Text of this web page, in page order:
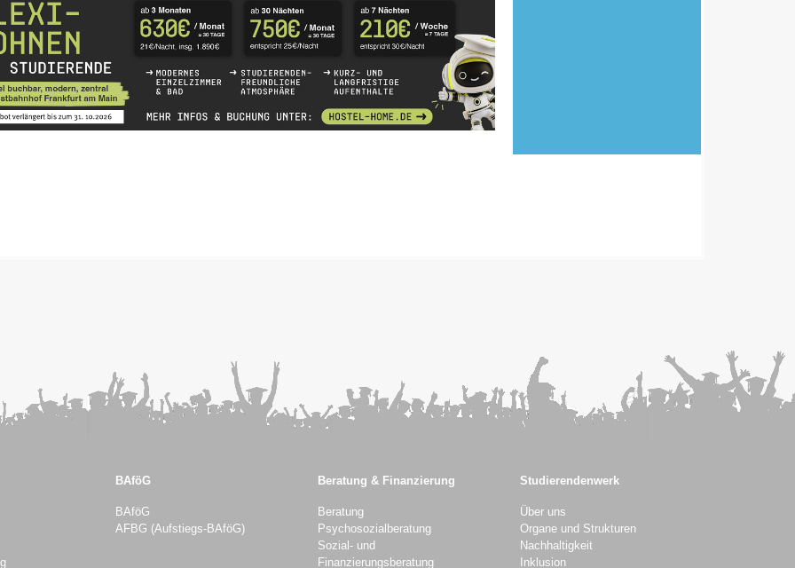
BAföG
BAföG
AFBG (Aufstiegs-BAföG)
Beratung & Finanzierung
Beratung
Psychosozialberatung
Sozial- und
Finanzierungsberatung
Studierendenwerk
Über uns
Organe und Strukturen
Nachhaltigkeit
Inklusion